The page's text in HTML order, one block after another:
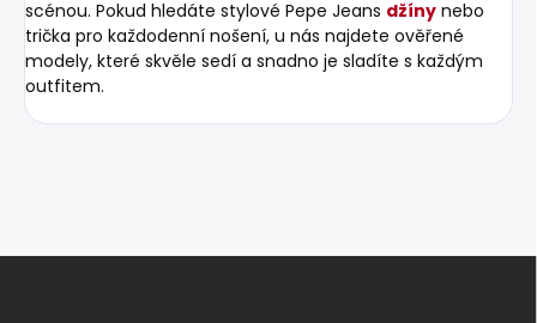
scénou. Pokud hledáte stylové Pepe Jeans džíny nebo
trička pro každodenní nošení, u nás najdete ověřené
modely, které skvěle sedí a snadno je sladíte s každým
outfitem.
Z